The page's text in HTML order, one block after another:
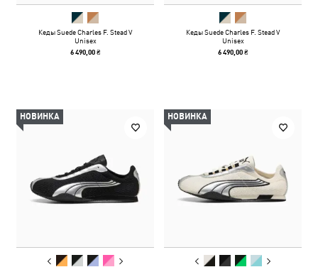
Кеды Suede Charles F. Stead V
Unisex
6 490,00 ₴
Кеды Suede Charles F. Stead V
Unisex
6 490,00 ₴
НОВИНКА НОВИНКА